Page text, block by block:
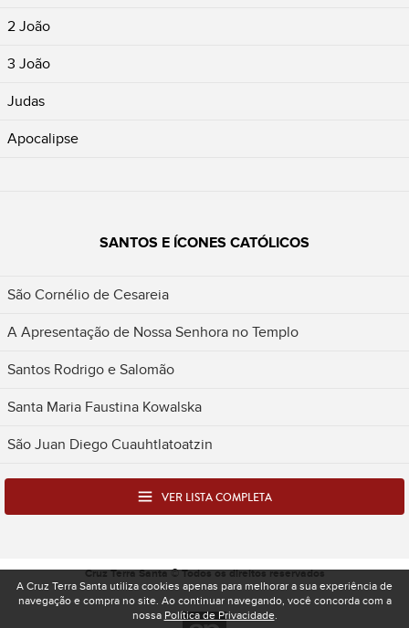
2 João
3 João
Judas
Apocalipse
SANTOS E ÍCONES CATÓLICOS
São Cornélio de Cesareia
A Apresentação de Nossa Senhora no Templo
Santos Rodrigo e Salomão
Santa Maria Faustina Kowalska
São Juan Diego Cuauhtlatoatzin
VER LISTA COMPLETA
Cruz Terra Santa © Todos os direitos reservados
Desenvolvido pela Spacelab - Produtora e
A Cruz Terra Santa utiliza cookies apenas para melhorar a sua experiência de
navegação e compra no site. Ao continuar navegando, você concorda com a
nossa Política de Privacidade.